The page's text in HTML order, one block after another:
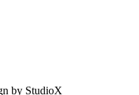
by StudioX